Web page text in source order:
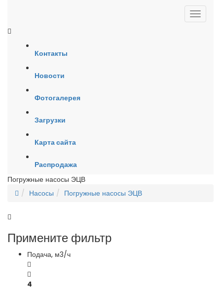
Контакты
Новости
Фотогалерея
Загрузки
Карта сайта
Распродажа
Погружные насосы ЭЦВ
Насосы
Погружные насосы ЭЦВ
Примените фильтр
Подача, м3/ч
4